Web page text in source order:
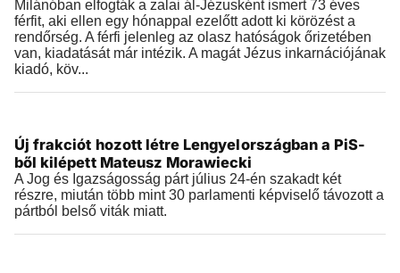
Milánóban elfogták a zalai ál-Jézusként ismert 73 éves
férfit, aki ellen egy hónappal ezelőtt adott ki körözést a
rendőrség. A férfi jelenleg az olasz hatóságok őrizetében
van, kiadatását már intézik. A magát Jézus inkarnációjának
kiadó, köv...
2026.07.29 | 13:03
Új frakciót hozott létre Lengyelországban a PiS-
ből kilépett Mateusz Morawiecki
A Jog és Igazságosság párt július 24-én szakadt két
részre, miután több mint 30 parlamenti képviselő távozott a
pártból belső viták miatt.